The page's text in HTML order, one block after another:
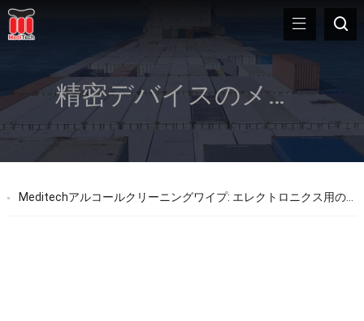
精密デバイスのメンテナンス
Meditechアルコールクリーニングワイプ: エレクトロニクス用の究極のソリューション, 光学 & 精密デバイスのメンテナンス